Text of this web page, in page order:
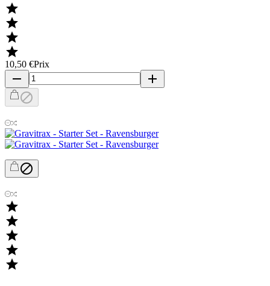




10,50 €Prix
remove
add






